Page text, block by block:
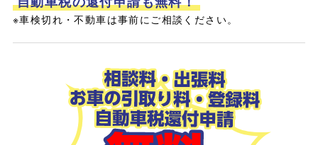
※車検切れ・不動車は事前にご相談ください。